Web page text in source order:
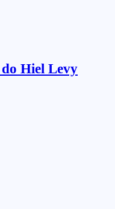
Hiel Levy